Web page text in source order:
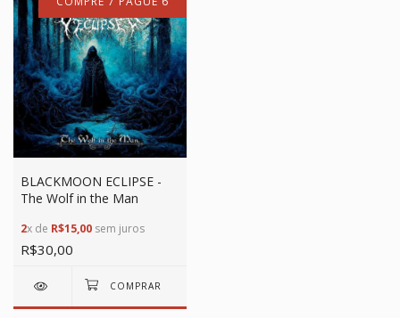
BLACKMOON ECLIPSE -
The Wolf in the Man
2x de R$15,00 sem juros
R$30,00